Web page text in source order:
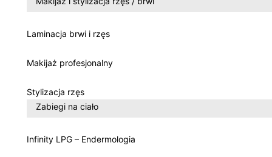
Laminacja brwi i rzęs
Makijaż profesjonalny
Stylizacja rzęs
Zabiegi na ciało
Infinity LPG – Endermologia